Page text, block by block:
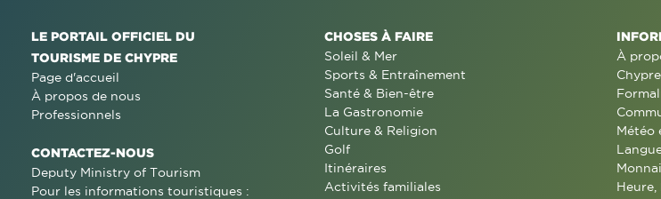
LE PORTAIL OFFICIEL DU
TOURISME DE CHYPRE
Page d'accueil
À propos de nous
Professionnels
CONTACTEZ-NOUS
Deputy Ministry of Tourism
Pour les informations touristiques :
CHOSES À FAIRE
Soleil & Mer
Sports & Entraînement
Santé & Bien-être
La Gastronomie
Culture & Religion
Golf
Itinéraires
Activités familiales
À
Météo